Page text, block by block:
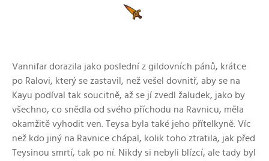
Vannifar dorazila jako poslední z gildovních pánů, krátce
po Ralovi, který se zastavil, než vešel dovnitř, aby se na
Kayu podíval tak soucitně, až se jí zvedl žaludek, jako by
všechno, co snědla od svého příchodu na Ravnicu, měla
okamžitě vyhodit ven. Teysa byla také jeho přítelkyně. Víc
než kdo jiný na Ravnice chápal, kolik toho ztratila, jak před
Teysinou smrtí, tak po ní. Nikdy si nebyli blízcí, ale tady byl